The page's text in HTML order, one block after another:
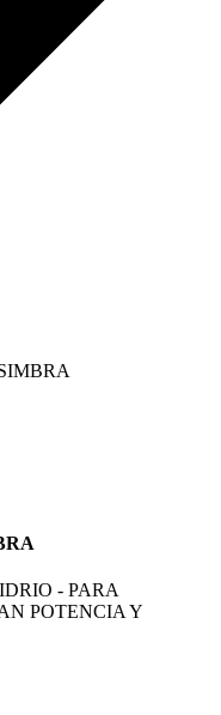
- PARA
POTENCIA Y